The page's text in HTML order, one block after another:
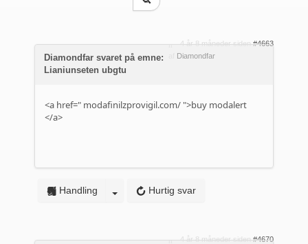
4 år 8 måneder siden #4663
Diamondfar
Diamondfar svaret på emne:
Lianiunseten ubgtu
<a href=" modafinilzprovigil.com/ ">buy modalert
</a>
Hurtig svar
Handling
4 år 8 måneder siden #4670